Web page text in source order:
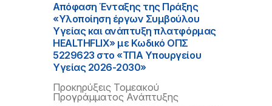
Απόφαση Ένταξης της Πράξης
«Υλοποίηση έργων Συμβούλου
Υγείας και ανάπτυξη πλατφόρμας
HEALTHFLIX» με Κωδικό ΟΠΣ
5229623 στο «ΤΠΑ Υπουργείου
Υγείας 2026-2030»
Προκηρύξεις Τομεακού
Προγράμματος Ανάπτυξης